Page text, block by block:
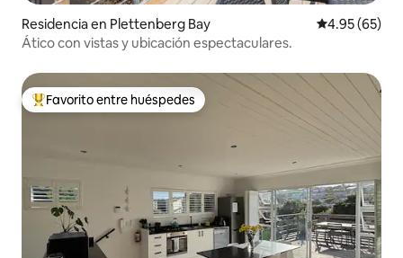
Residencia en Plettenberg Bay Calificación
4.95 (65)
Ático con vistas y ubicación espectaculares.
De los mejores en Favorito entre huéspedes
Favorito entre huéspedes